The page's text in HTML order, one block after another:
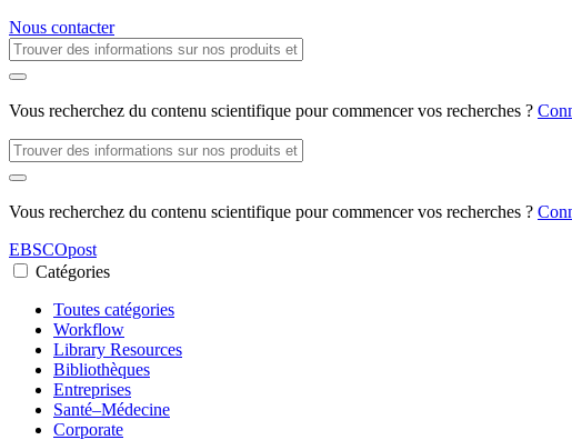
Nous contacter
Vous recherchez du contenu scientifique pour commencer vos recherches ?
Vous recherchez du contenu scientifique pour commencer vos recherches ?
EBSCOpost
Catégories
Toutes catégories
Workflow
Library Resources
Bibliothèques
Entreprises
Santé–Médecine
Corporate